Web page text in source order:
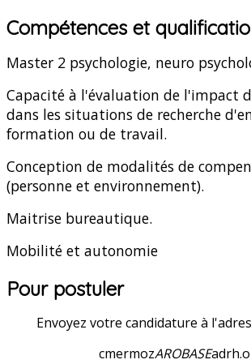
Compétences et
Master 2 psychologie, neuro
Capacité à l'évaluation de l'impact
dans les situations de recherche
formation ou de travail.
Conception de modalités de
(personne et environnement).
Maitrise bureautique.
Mobilité et autonomie
Pour postuler
Envoyez votre candidature à
cmermozAROBASE